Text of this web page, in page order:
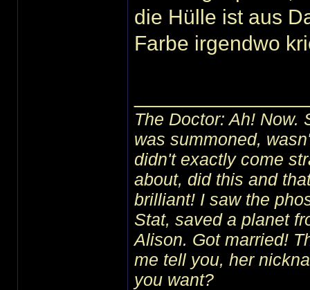
die Hülle ist aus
Farbe irgendwo
The Doctor: Ah! Now.
was summoned,
didn't exactly come
about, did this and
brilliant! I saw the
Stat, saved a planet
Alison. Got married!
me tell you, her
you want?